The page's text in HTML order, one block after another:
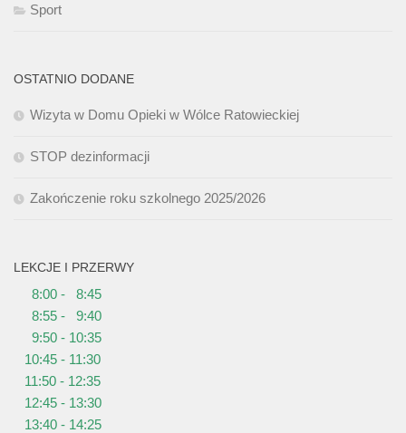
Sport
OSTATNIO DODANE
Wizyta w Domu Opieki w Wólce Ratowieckiej
STOP dezinformacji
Zakończenie roku szkolnego 2025/2026
LEKCJE I PRZERWY
8:00 - 8:45
8:55 - 9:40
9:50 - 10:35
10:45 - 11:30
11:50 - 12:35
12:45 - 13:30
13:40 - 14:25